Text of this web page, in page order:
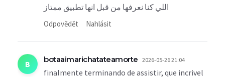
اللي كنا نعرفها من قبل انها تطبيق ممتاز
Odpovědět Nahlásit
B botaaimarichatateamorte 2026-05-26 21:04
finalmente terminando de assistir, que incrivel